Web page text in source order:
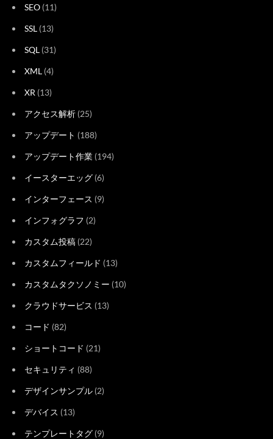
SEO (11)
SSL (13)
SQL (31)
XML (4)
XR (13)
アクセス解析 (25)
アップデート (188)
アップデート作業 (194)
イースターエッグ (6)
インターフェース (9)
インフォグラフ (2)
カスタム投稿 (22)
カスタムフィールド (13)
カスタムタクソノミー (10)
クラウドサービス (13)
コード (82)
ショートコード (21)
セキュリティ (88)
デザインサンプル (2)
デバイス (13)
テンプレートタグ (9)